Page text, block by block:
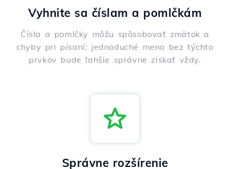
Vyhnite sa číslam a pomlčkám
Čísla a pomlčky môžu spôsobovať zmätok a
chyby pri písaní; jednoduché meno bez týchto
prvkov bude ľahšie správne získať vždy.
Správne rozšírenie